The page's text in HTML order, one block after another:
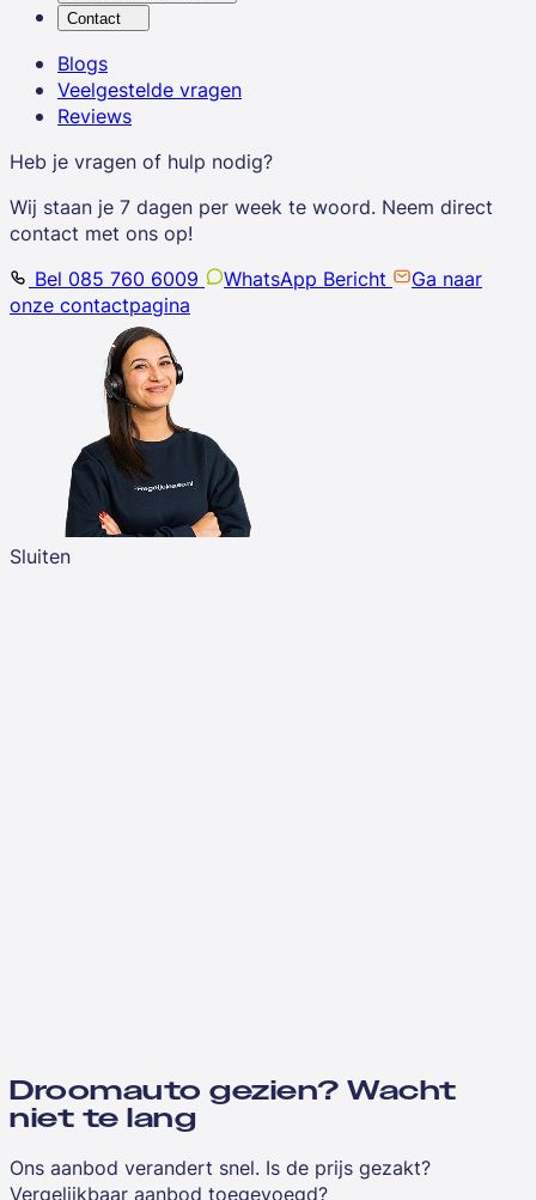
Contact
Blogs
Veelgestelde vragen
Reviews
Heb je vragen of hulp nodig?
Wij staan je 7 dagen per week te woord. Neem direct
contact met ons op!
Bel 085 760 6009
WhatsApp Bericht
Ga naar
onze contactpagina
Sluiten
Droomauto gezien? Wacht
niet te lang
Ons aanbod verandert snel. Is de prijs gezakt?
Vergelijkbaar aanbod toegevoegd?